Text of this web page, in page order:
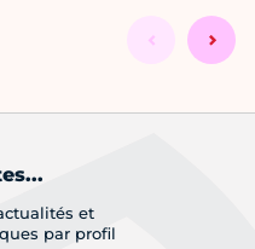
et
par profil